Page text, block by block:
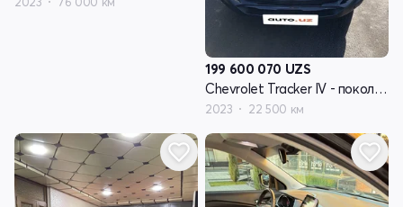
199 600 070 UZS
Chevrolet Tracker IV - поколение
2023 22 500 км